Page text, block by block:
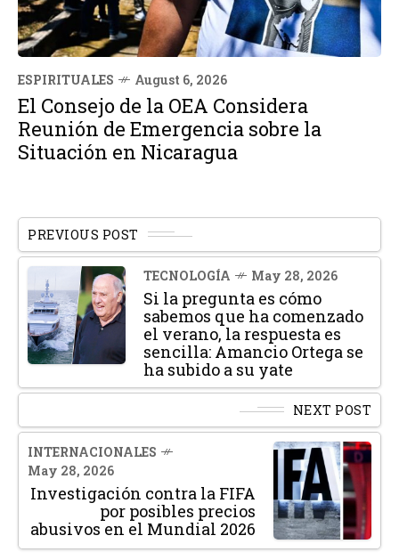
ESPIRITUALES August 6, 2026
El Consejo de la OEA Considera
Reunión de Emergencia sobre la
Situación en Nicaragua
PREVIOUS POST
TECNOLOGÍA May 28, 2026
Si la pregunta es cómo
sabemos que ha comenzado
el verano, la respuesta es
sencilla: Amancio Ortega se
ha subido a su yate
NEXT POST
INTERNACIONALES
May 28, 2026
Investigación contra la FIFA
por posibles precios
abusivos en el Mundial 2026